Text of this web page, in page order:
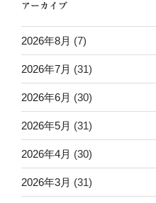
ン
アーカイブ
2026年8月 (7)
2026年7月 (31)
2026年6月 (30)
2026年5月 (31)
2026年4月 (30)
2026年3月 (31)